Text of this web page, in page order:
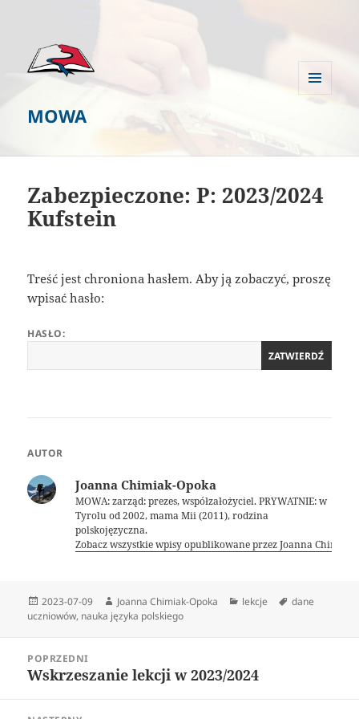
MOWA
Zabezpieczone: P: 2023/2024
Kufstein
Treść jest chroniona hasłem. Aby ją zobaczyć, proszę
wpisać hasło:
HASŁO:
AUTOR
Joanna Chimiak-Opoka
MOWA: zarząd: prezes, współzałożyciel. PRYWATNIE: w
Tyrolu od 2002, mama Mii (2011), rodzina
polskojęzyczna.
Zobacz wszystkie wpisy opublikowane przez Joanna
Data
publikacji
2023-07-09 Autor
Joanna Chimiak-Opoka Kategorie
lekcje Tagi
dane
uczniowów, nauka języka polskiego
wpisuPOPRZEDNI
Poprzedni
Wskrzeszanie lekcji w 2023/2024